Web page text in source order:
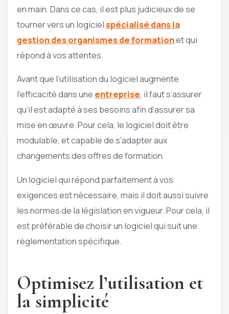
en main. Dans ce cas, il est plus judicieux de se
tourner vers un logicielspécialisé dans la
gestion des organismes de formationet qui
répond à vos attentes.
Avant que l’utilisation du logiciel augmente
l’efficacité dans une entreprise, il faut s’assurer
qu’il est adapté à ses besoins afin d’assurer sa
mise en œuvre. Pour cela, le logiciel doit être
modulable, et capable de s’adapter aux
changements des offres de formation.
Un logiciel qui répond parfaitement à vos
exigences est nécessaire, mais il doit aussi suivre
les normes de la législation en vigueur. Pour cela, il
est préférable de choisir un logiciel qui suit une
règlementation spécifique.
Optimisez l’utilisation et
la simplicité